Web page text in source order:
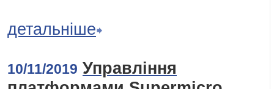
детальніше
10/11/2019 Управління